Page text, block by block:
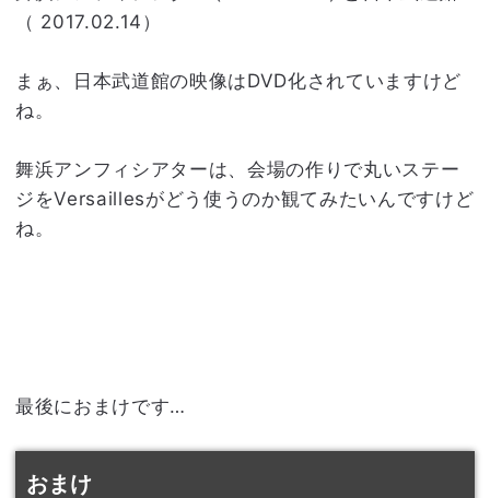
（ 2017.02.14）
まぁ、日本武道館の映像はDVD化されていますけど
ね。
舞浜アンフィシアターは、会場の作りで丸いステー
ジをVersaillesがどう使うのか観てみたいんですけど
ね。
最後におまけです…
おまけ